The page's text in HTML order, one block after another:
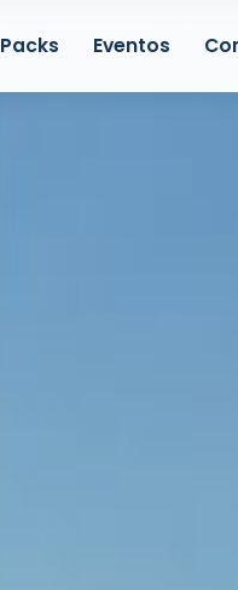
Packs Eventos